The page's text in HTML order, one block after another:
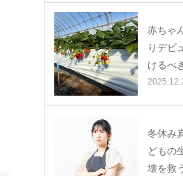
赤ちゃ
りデビ
けるべ
冬休み
どもの
壊を救